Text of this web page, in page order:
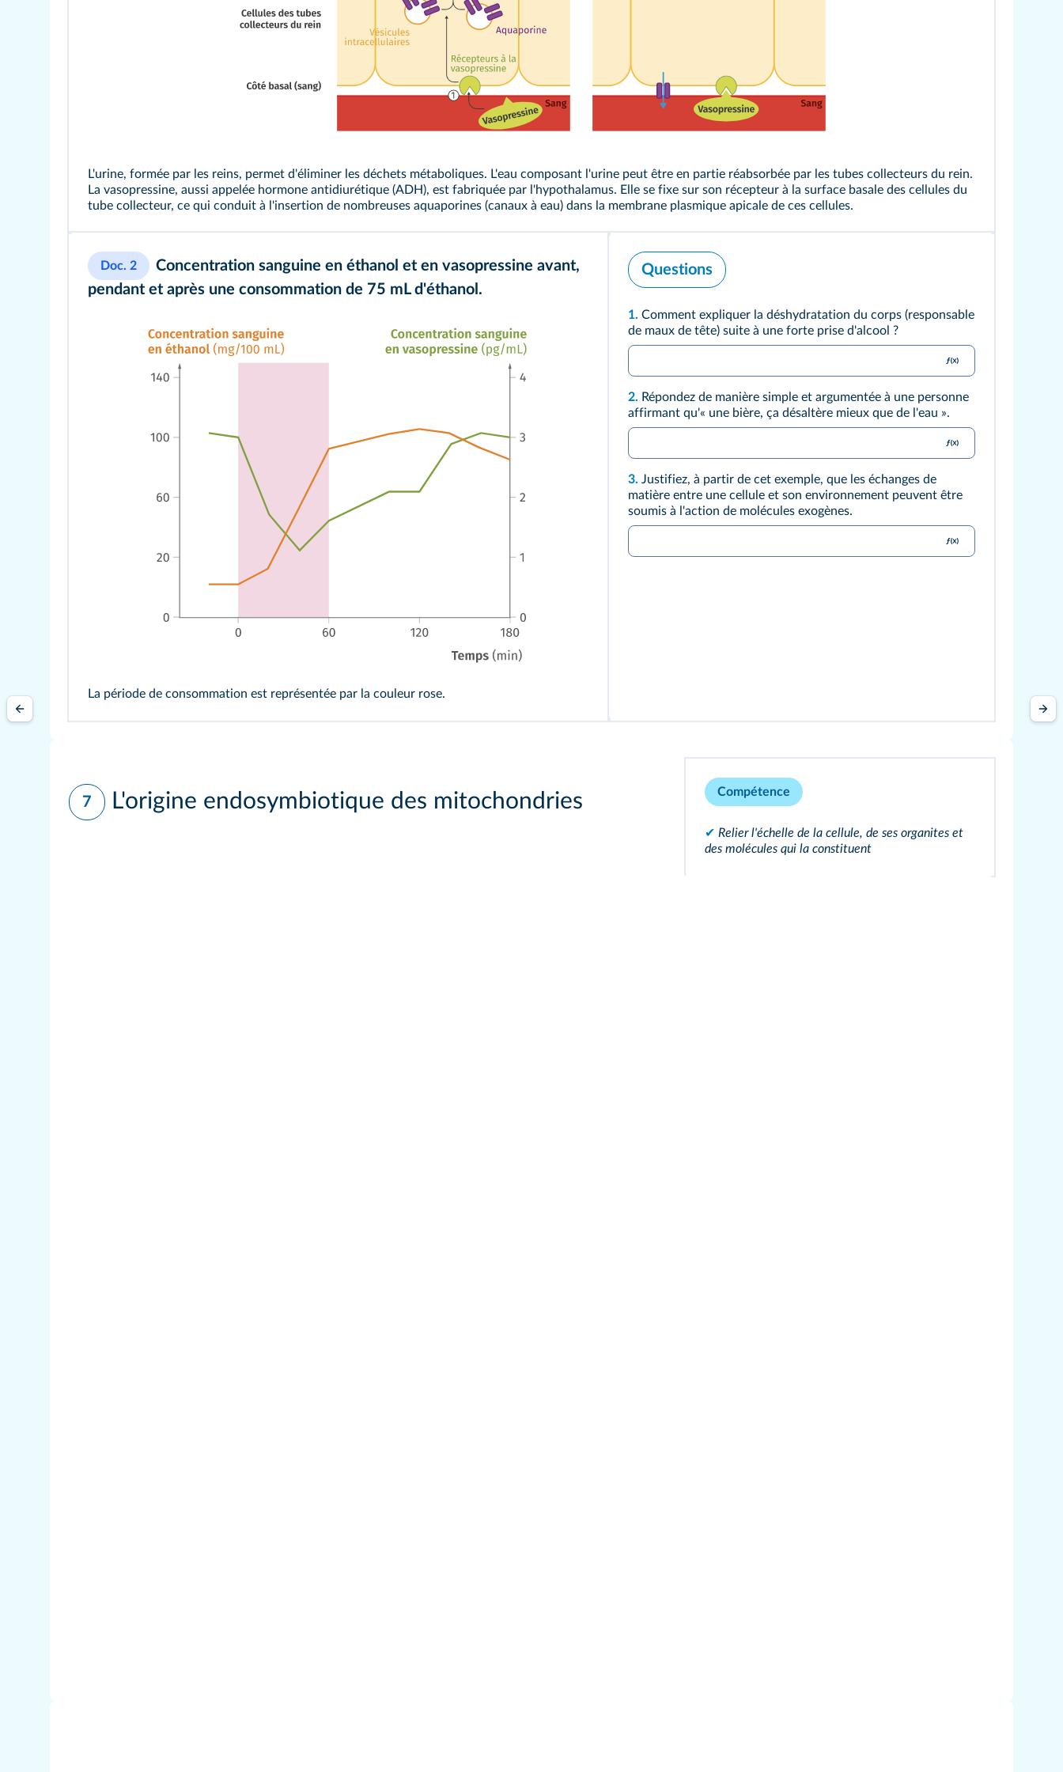
L'urine, formée par les reins, permet d'éliminer les déchets métaboliques. L'eau composant l'urine peut être en partie réabsorbée par les tubes collecteurs du rein.
La vasopressine, aussi appelée hormone antidiurétique (ADH), est fabriquée par l'hypothalamus. Elle se fixe sur son récepteur à la surface basale des cellules du
tube collecteur, ce qui conduit à l'insertion de nombreuses aquaporines (canaux à eau) dans la membrane plasmique apicale de ces cellules.
Doc. 2
Concentration sanguine en éthanol et en vasopressine avant,
pendant et après une consommation de 75 mL d'éthanol.
La période de consommation est représentée par la couleur rose.
Questions
1. Comment expliquer la déshydratation du corps (responsable
de maux de tête) suite à une forte prise d'alcool ?
2. Répondez de manière simple et argumentée à une personne
affirmant qu'« une bière, ça désaltère mieux que de l'eau ».
3. Justifiez, à partir de cet exemple, que les échanges de
matière entre une cellule et son environnement peuvent être
soumis à l'action de molécules exogènes.
7 L'origine endosymbiotique des mitochondries Compétence
✔ Relier l'échelle de la cellule, de ses organites et
des molécules qui la constituent